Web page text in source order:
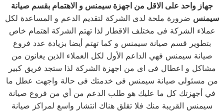
جهاز واحد على الاقل من اجهزة سيمنس و الاهتمام بقسم صيانة
سيمنس ضرورة ملحة لدى الشركة لتقديم الدعم و المساعدة لكل
عملاء الشركة فى مختلف الاقطار لذا تهتم الشركة اهتمام خاص
بتطوير قسم صيانة سيمنس و كما تهتم أيضا بزيادة عدد فروع
صيانة سيمنس فهي الداعم الأول لكل العملاء الذين يعانون من
مشاكل و اعطال فى اى من اجهزة الشركة لذا ستجد فريق كبير
من مسئولى صيانة سيمنس فى خدمتك فى حالة واجهت عطل ما
في أجهزتك كل ما عليك هو طلب الدعم من أي من فروع صيانة
سيمنس القريبة منك فلا تقلق هناك انتشار واسع لمراكز صيانة